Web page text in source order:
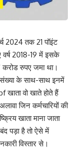
2024 तक 21 पॉइंट
2018-19 में इसके
रुपए जमा था।
संख्या के साथ-साथ इनमें
खाता वो खाते होते हैं
जिन कर्मचारियों की
खाता माना जाता
पड़ा है तो ऐसे में
विस्तार से।